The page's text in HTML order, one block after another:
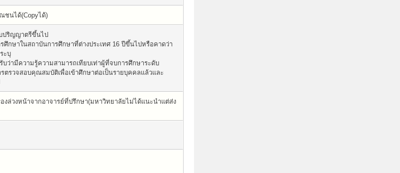
ชนได้(Copyได้)
ปริญญาตรีขึ้นไป
ศึกษาในสถาบันการศึกษาที่ต่างประเทศ 16 ปีขึ้นไปหรือคาดว่า
ะบุ
บว่ามีความรู้ความสามารถเทียบเท่าผู้ที่จบการศึกษาระดับ
ตรวจสอบคุณสมบัติเพื่อเข้าศึกษาต่อเป็นรายบุคคลแล้วและ
องล่วงหน้าจากอาจารย์ที่ปรึกษา(มหาวิทยาลัยไม่ได้แนะนำแต่ส่ง